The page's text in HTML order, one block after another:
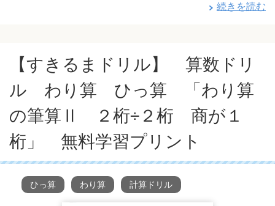
続きを読む
【すきるまドリル】 算数ドリ
ル わり算 ひっ算 「わり算
の筆算Ⅱ ２桁÷２桁 商が１
桁」 無料学習プリント
ひっ算 わり算 計算ドリル